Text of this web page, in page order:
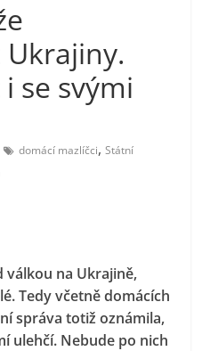
se svými
domácí mazlíčci,Státní
válkou na Ukrajině,
Tedy včetně domácích
správa totiž oznámila,
ulehčí. Nebude po nich